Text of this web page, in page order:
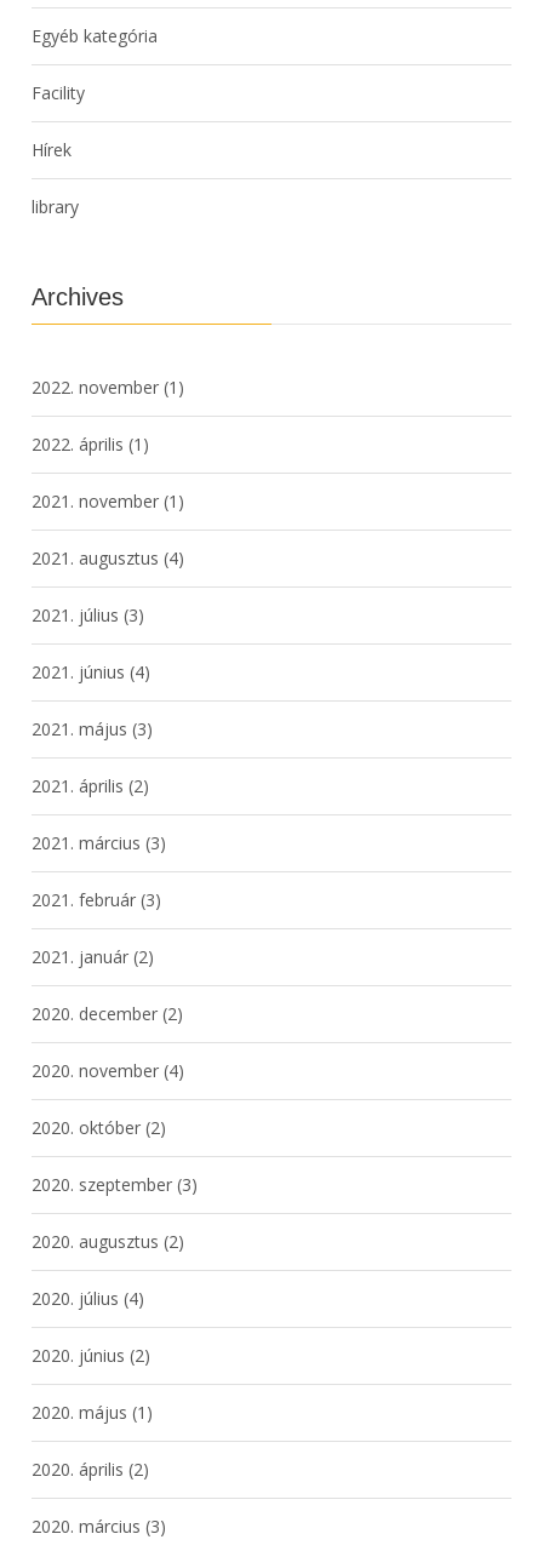
Egyéb kategória
Facility
Hírek
library
Archives
2022. november (1)
2022. április (1)
2021. november (1)
2021. augusztus (4)
2021. július (3)
2021. június (4)
2021. május (3)
2021. április (2)
2021. március (3)
2021. február (3)
2021. január (2)
2020. december (2)
2020. november (4)
2020. október (2)
2020. szeptember (3)
2020. augusztus (2)
2020. július (4)
2020. június (2)
2020. május (1)
2020. április (2)
2020. március (3)